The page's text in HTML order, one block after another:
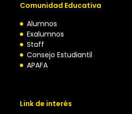
Comunidad Educativa
Alumnos
Exalumnos
Staff
Consejo Estudiantil
APAFA
Link de interés